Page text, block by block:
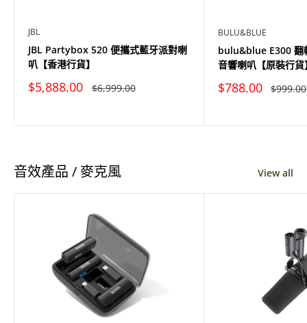
JBL
JBL Partybox 520 便攜式藍牙派對喇
叭【香港行貨】
特
$5,888.00 原
$6,999.00
BULU&BLUE
bulu&blue E300 翻
音響喇叭【原裝行貨
特
$788.00 原
$999.00
音效產品 / 麥克風 View all